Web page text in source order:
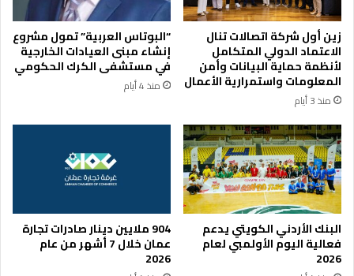
ق
د
م
ة
ب
ا
ل
ص
ن
ا
ع
ا
ت
ا
ل
ك
ت
ه
ف
ي
ك
أ
س
ا
ل
ع
ا
ل
م
ت
زين أول شركة اتصالات تنال
الاعتماد الدولي المتكامل
لأنظمة حماية البيانات وأمن
المعلومات واستمرارية الأعمال
منذ 3 أيام
“البوتاس العربية” تمول مشروع
إنشاء مبنى العيادات الخارجية
في مستشفى الكرك الحكومي
منذ 4 أيام
البنك الأردني الكويتي يدعم
فعالية اليوم الأولمبي لعام
2026
904 ملايين دينار صادرات تجارة
عمان خلال 7 أشهر من عام
2026